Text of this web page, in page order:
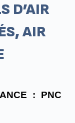
D’AIR
AIR
: PNC